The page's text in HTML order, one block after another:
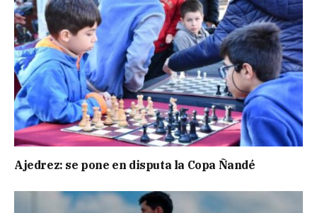
Ajedrez: se pone en disputa la Copa Ñandé